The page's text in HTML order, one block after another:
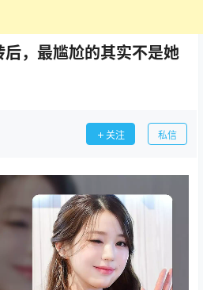
，最尴尬的其实不是她
关注 私信